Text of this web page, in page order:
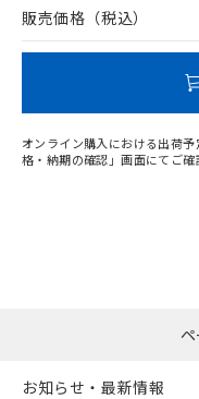
問い合わせください。
販売価格（税込）
オンライン購入における出荷
格・納期の確認」画面にてご確
お知らせ・最新情報